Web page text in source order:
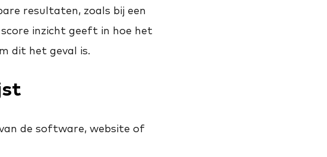
resultaten, zoals bij een
inzicht geeft in hoe het
dit het geval is.
de software, website of